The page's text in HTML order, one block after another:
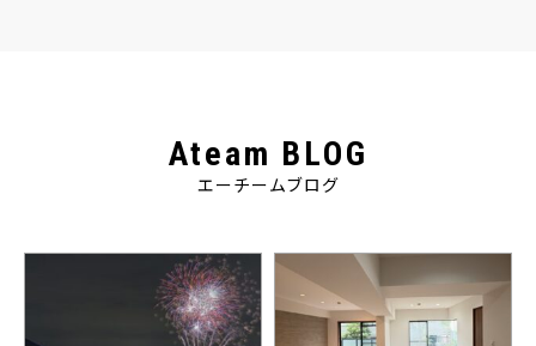
Ateam BLOG
エーチームブログ